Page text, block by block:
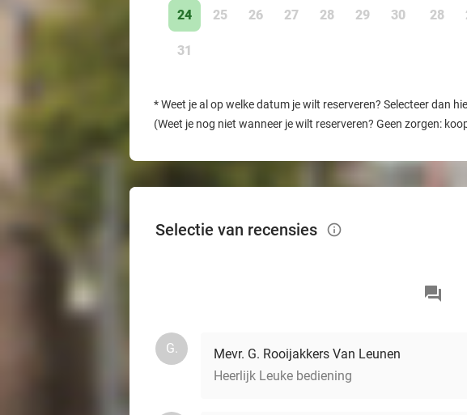
24 25 26 27 28 29 30
31
28
*Weet je al op welke datum je wilt reserveren? Selecteer dan
(Weet je nog niet wanneer je wilt reserveren? Geen zorgen:
Selectie van recensies info_outlined
G.
Mevr. G. Rooijakkers Van Leunen
Heerlijk Leuke bediening